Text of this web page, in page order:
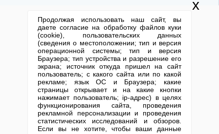
С историей и оборотами
ИТ-компании
Оценочные компании
Готовые нулевые компании
Готовые фирмы по недвижимости
Готовые фирмы ЖКХ
Бухгалтерские компании
Проектные компании
Туристические фирмы
Банкротство фирмы
Упрощенное банкротство
Спецпредложения
Готовые фирмы
Продажа фирм
Регистрация
Ликвидация
Регистрация изменений
Юридические адреса
Открытие юр. лица
КОНТАКТНАЯ ИНФОРМАЦИЯ
+7 (495) 740-38-07
(По Москве)
mail@1-urist.ru
Спросить у юриста
Москва, ул. Сущевский вал,
дом 5, стр. 3
Письмо директоруКарта сайта
Столичный центр помощи бизнесу 2013-2026. Все права защищены.
Продолжая использовать наш сайт, вы
даете согласие на обработку файлов куки
(cookie), пользовательских данных
(сведения о местоположении; тип и версия
операционной системы; тип и версия
Браузера; тип устройства и разрешение его
экрана; источник откуда пришел на сайт
пользователь; с какого сайта или по какой
рекламе; язык ОС и Браузера; какие
страницы открывает и на какие кнопки
нажимает пользователь; ip-адрес) в целях
функционирования сайта, проведения
рекламной персонализации и проведения
статистических исследований и обзоров.
Если вы не хотите, чтобы ваши данные
x